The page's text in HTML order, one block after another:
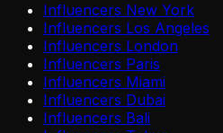
Influencers New York
Influencers Los Angeles
Influencers London
Influencers Paris
Influencers Miami
Influencers Dubai
Influencers Bali